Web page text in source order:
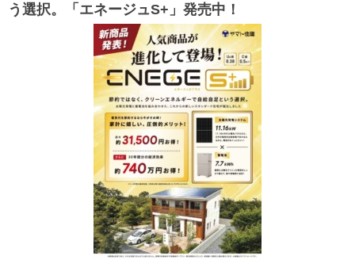
う選択。「エネージュS+」発売中！